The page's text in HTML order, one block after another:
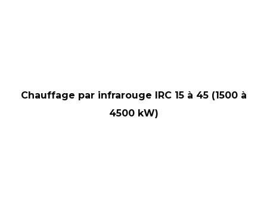
Chauffage par infrarouge IRC 15 à 45 (1500 à
4500 kW)